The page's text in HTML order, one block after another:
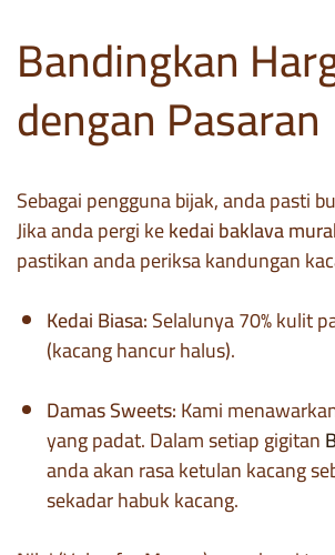
Bandingkan
dengan Pasaran
Sebagai pengguna bijak, anda pasti
Jika anda pergi kekedai baklava
pastikan anda periksa kandungan
Kedai Biasa:Selalunya 70% kulit
(kacang hancur halus).
Damas Sweets:Kami
yang padat. Dalam setiap gigitan
anda akan rasa ketulan kacang
sekadar habuk kacang.